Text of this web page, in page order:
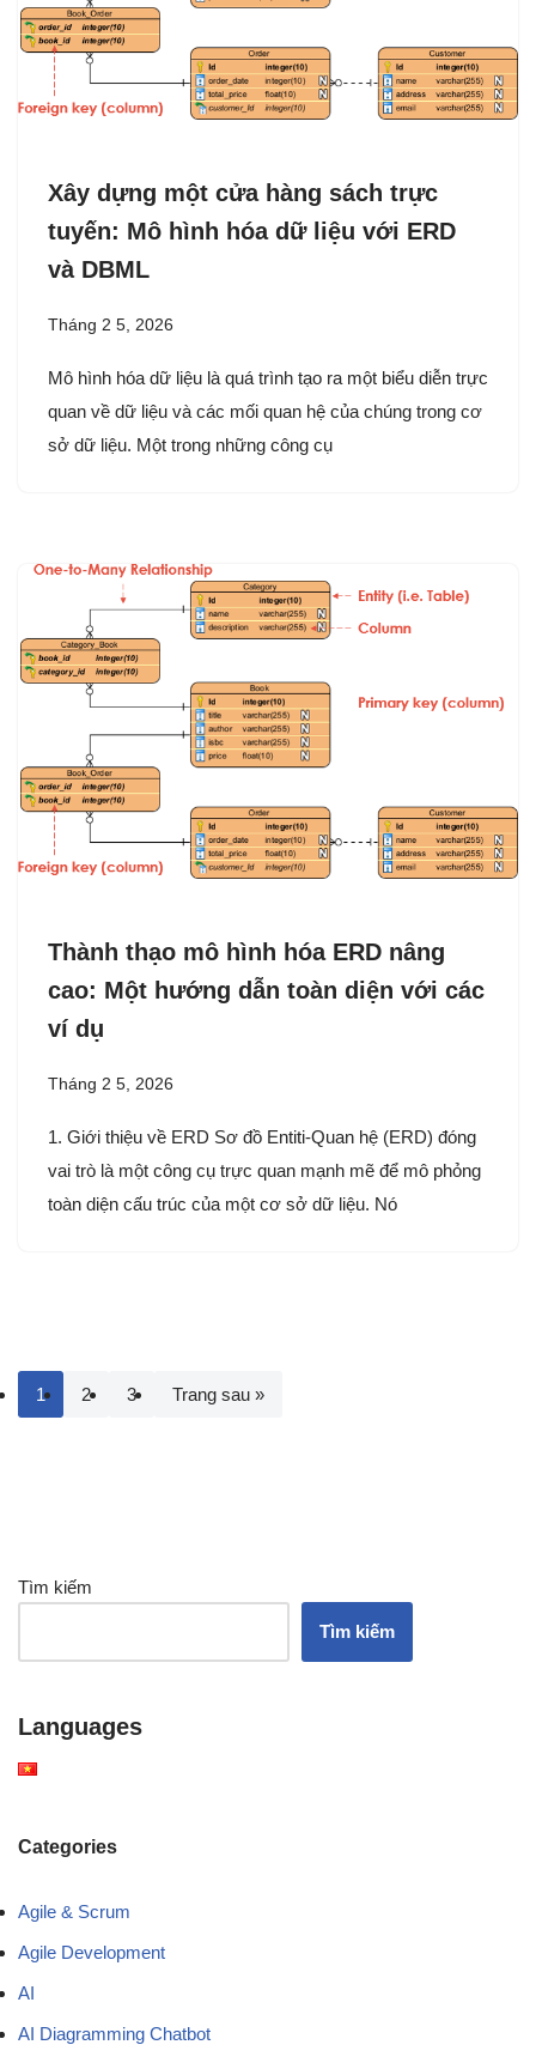
Xây dựng một cửa hàng sách trực
tuyến: Mô hình hóa dữ liệu với ERD
và DBML
Tháng 2 5, 2026
Mô hình hóa dữ liệu là quá trình tạo ra một biểu diễn trực
quan về dữ liệu và các mối quan hệ của chúng trong cơ
sở dữ liệu. Một trong những công cụ
Thành thạo mô hình hóa ERD nâng
cao: Một hướng dẫn toàn diện với các
ví dụ
Tháng 2 5, 2026
1. Giới thiệu về ERD Sơ đồ Entiti-Quan hệ (ERD) đóng
vai trò là một công cụ trực quan mạnh mẽ để mô phỏng
toàn diện cấu trúc của một cơ sở dữ liệu. Nó
1 2 3 Trang sau »
Tìm kiếm
Tìm kiếm
Languages
Categories
Agile & Scrum
Agile Development
AI
AI Diagramming Chatbot